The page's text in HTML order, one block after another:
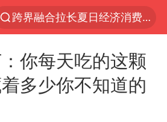
跨界融合拉长夏日经济消费链条
四川宜宾5.5级地震后余震为何不断
国足U17与阿森纳决赛取消 并列冠军
你每天吃的这颗
多少你不知道的